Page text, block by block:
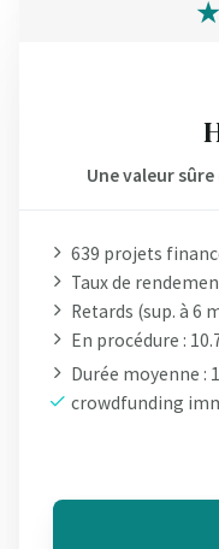
Une valeur
639 projets
Taux de
Retards (sup. à 6
En procédure :
Durée moyenne :
crowdfunding